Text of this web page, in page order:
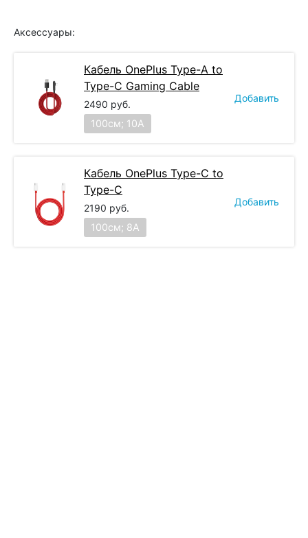
Аксессуары:
Кабель OnePlus Type-A to
Type-C Gaming Cable
2490 руб.
100см; 10A
Добавить
Кабель OnePlus Type-C to
Type-C
2190 руб.
100см; 8A
Добавить